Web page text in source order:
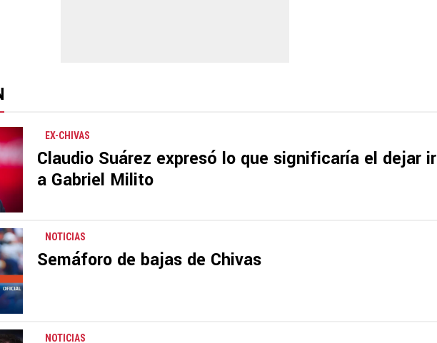
EX-CHIVAS
Claudio Suárez expresó lo que significaría el dejar ir
a Gabriel Milito
NOTICIAS
Semáforo de bajas de Chivas
NOTICIAS